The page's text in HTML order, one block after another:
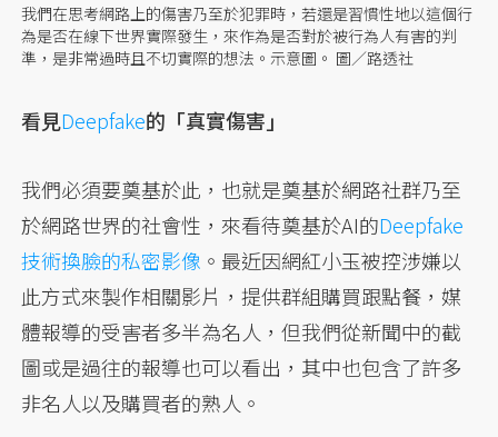
我們在思考網路上的傷害乃至於犯罪時，若還是習慣性地以這個行
為是否在線下世界實際發生，來作為是否對於被行為人有害的判
準，是非常過時且不切實際的想法。示意圖。 圖／路透社
看見Deepfake的「真實傷害」
我們必須要奠基於此，也就是奠基於網路社群乃至
於網路世界的社會性，來看待奠基於AI的Deepfake
技術換臉的私密影像 。最近因網紅小玉被控涉嫌以
此方式來製作相關影片，提供群組購買跟點餐，媒
體報導的受害者多半為名人，但我們從新聞中的截
圖或是過往的報導也可以看出，其中也包含了許多
非名人以及購買者的熟人。